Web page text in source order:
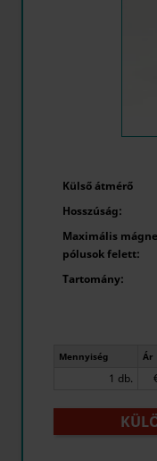
Külső átmérő
Hosszúság:
Maximális
pólusok felett:
Tartomány:
Mennyiség Ár
1 db.